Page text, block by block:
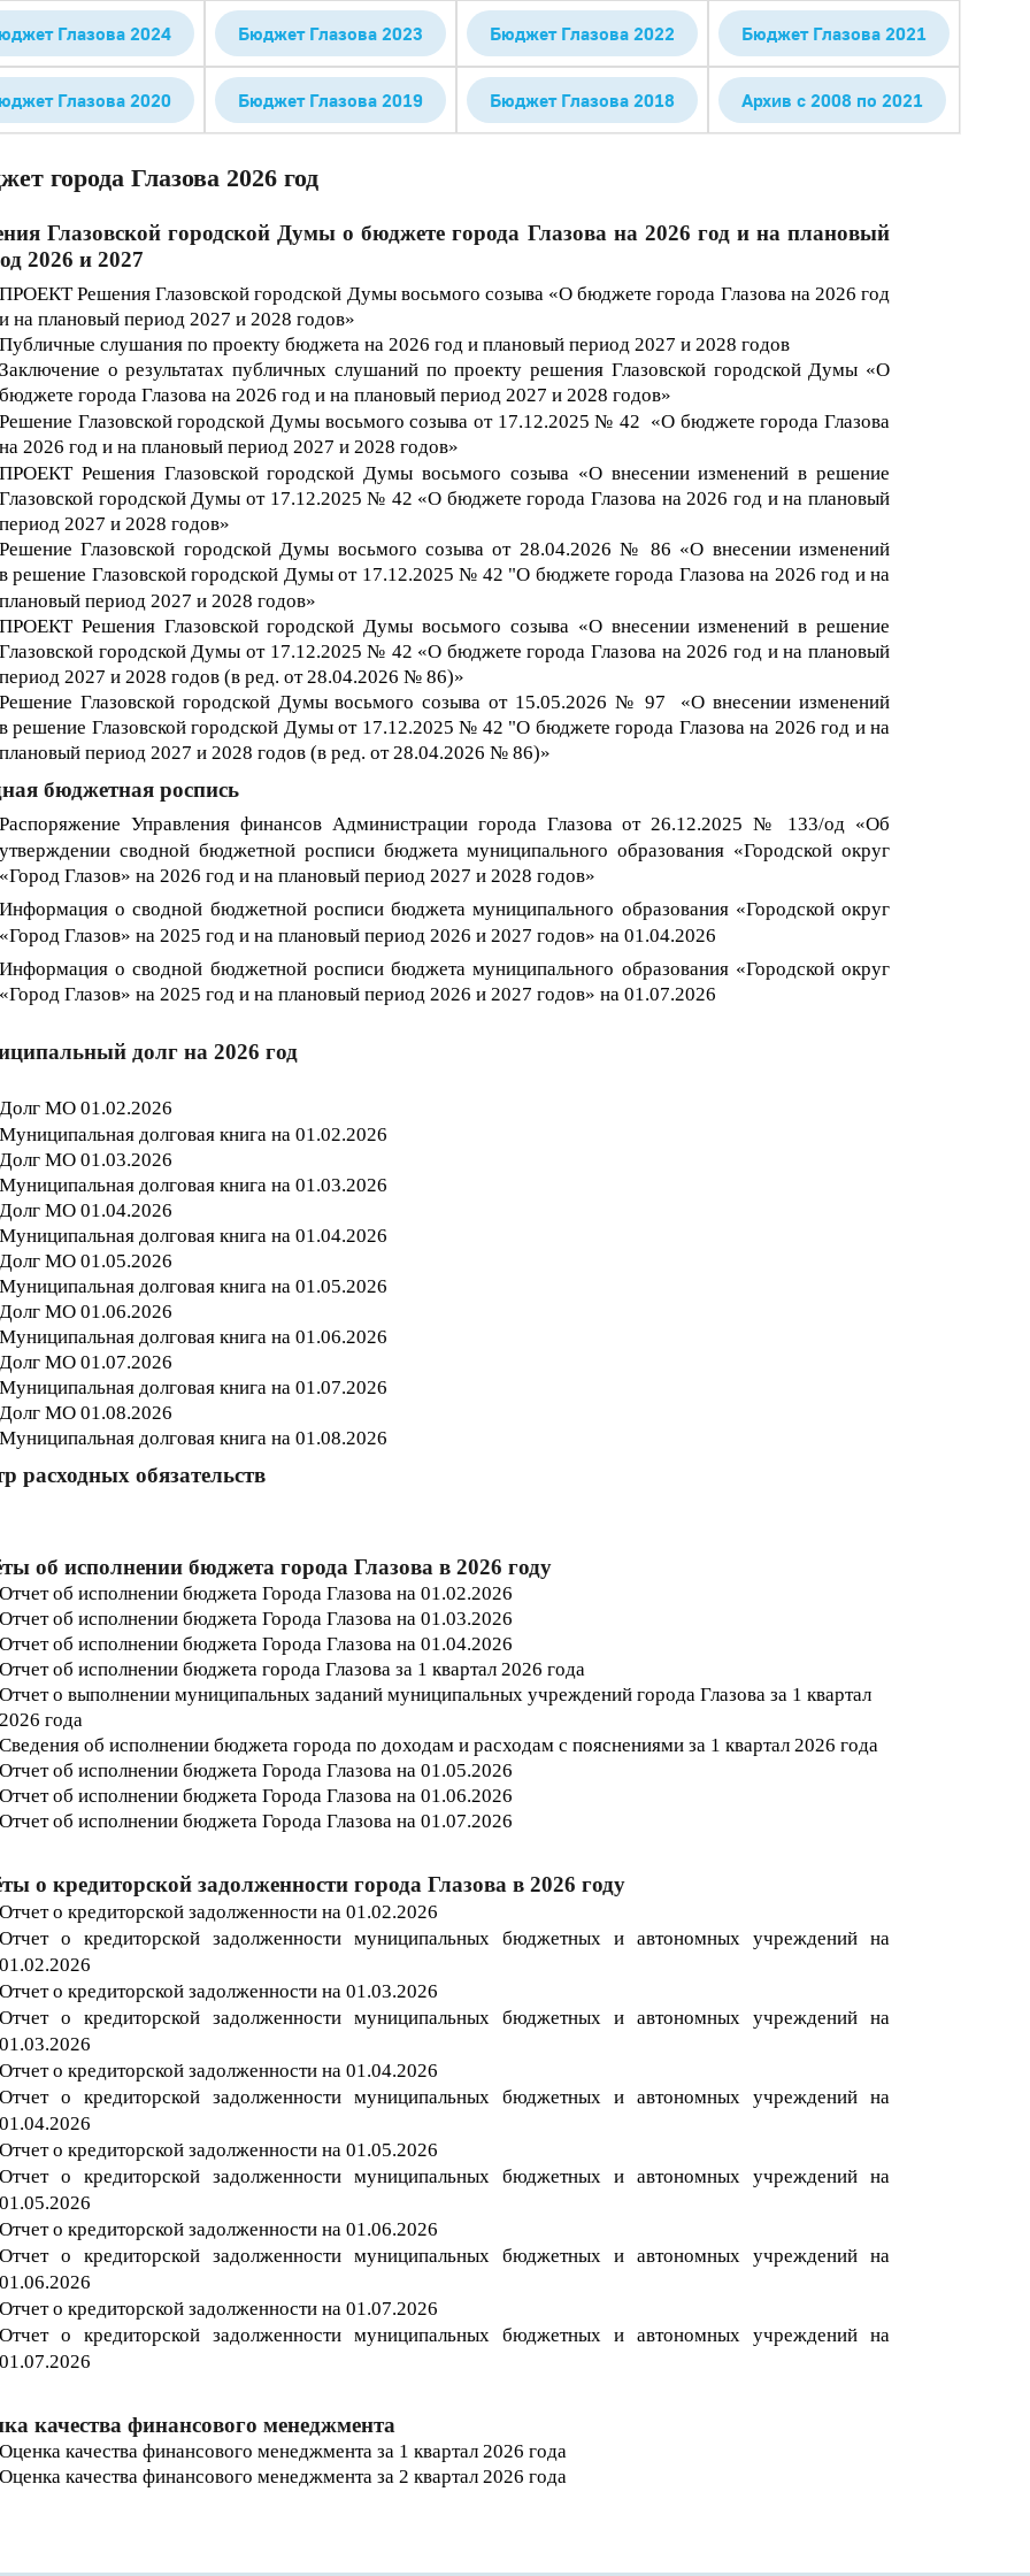
Глазова 2024 Бюджет Глазова 2023 Бюджет Глазова 2022 Бюджет Глазова 2021
Глазова 2020 Бюджет Глазова 2019 Бюджет Глазова 2018 Архив с 2008 по 2021
города Глазова 2026 год
Глазовской городской Думы о бюджете города Глазова на 2026 год и на плановый
2026 и 2027
ПРОЕКТ Решения Глазовской городской Думы восьмого созыва «О бюджете города Глазова на 2026 год
и на плановый период 2027 и 2028 годов»
Публичные слушания по проекту бюджета на 2026 год и плановый период 2027 и 2028 годов
Заключение о результатах публичных слушаний по проекту решения Глазовской городской Думы «О
бюджете города Глазова на 2026 год и на плановый период 2027 и 2028 годов»
Решение Глазовской городской Думы восьмого созыва от 17.12.2025 № 42 «О бюджете города Глазова
на 2026 год и на плановый период 2027 и 2028 годов»
ПРОЕКТ Решения Глазовской городской Думы восьмого созыва «О внесении изменений в решение
Глазовской городской Думы от 17.12.2025 № 42 «О бюджете города Глазова на 2026 год и на плановый
период 2027 и 2028 годов»
Решение Глазовской городской Думы восьмого созыва от 28.04.2026 № 86 «О внесении изменений
врешение Глазовской городской Думы от 17.12.2025 №42 "О бюджете города Глазова на 2026 год и на
плановый период 2027 и 2028 годов»
ПРОЕКТ Решения Глазовской городской Думы восьмого созыва «О внесении изменений в решение
Глазовской городской Думы от 17.12.2025 № 42 «О бюджете города Глазова на 2026 год и на плановый
период 2027 и 2028 годов (в ред. от 28.04.2026 № 86)»
Решение Глазовской городской Думы восьмого созыва от 15.05.2026 № 97
«О внесении изменений
врешение Глазовской городской Думы от 17.12.2025 №42 "О бюджете города Глазова на 2026 год и на
плановый период 2027 и 2028 годов (в ред. от 28.04.2026 № 86)»
бюджетная роспись
Распоряжение Управления финансов Администрации города Глазова от26.12.2025 № 133/од «Об
утверждении сводной бюджетной росписи бюджета муниципального образования «Городской округ
«Город Глазов» на 2026 год и на плановый период 2027 и 2028 годов»
Информация осводной бюджетной росписи бюджета муниципального образования «Городской округ
«Город Глазов» на 2025 год и на плановый период 2026 и 2027 годов» на 01.04.2026
Информация осводной бюджетной росписи бюджета муниципального образования «Городской округ
«Город Глазов» на 2025 год и на плановый период 2026 и 2027 годов» на 01.07.2026
долг на 2026 год
Долг МО 01.02.2026
Муниципальная долговая книга на 01.02.2026
Долг МО 01.03.2026
Муниципальная долговая книга на 01.03.2026
Долг МО 01.04.2026
Муниципальная долговая книга на 01.04.2026
Долг МО 01.05.2026
Муниципальная долговая книга на 01.05.2026
Долг МО 01.06.2026
Муниципальная долговая книга на 01.06.2026
Долг МО 01.07.2026
Муниципальная долговая книга на 01.07.2026
Долг МО 01.08.2026
Муниципальная долговая книга на 01.08.2026
расходных обязательств
об исполнении бюджета города Глазова в 2026 году
Отчет об исполнении бюджета Города Глазова на 01.02.2026
Отчет об исполнении бюджета Города Глазова на 01.03.2026
Отчет об исполнении бюджета Города Глазова на 01.04.2026
Отчет об исполнении бюджета города Глазова за 1 квартал 2026 года
Отчет о выполнении муниципальных заданий муниципальных учреждений города Глазова за 1 квартал
2026 года
Сведения об исполнении бюджета города по доходам и расходам с пояснениями за 1 квартал 2026 года
Отчет об исполнении бюджета Города Глазова на 01.05.2026
Отчет об исполнении бюджета Города Глазова на 01.06.2026
Отчет об исполнении бюджета Города Глазова на 01.07.2026
о кредиторской задолженности города Глазова в 2026 году
Отчет о кредиторской задолженности на 01.02.2026
Отчет о кредиторской задолженности муниципальных бюджетных и автономных учреждений на
01.02.2026
Отчет о кредиторской задолженности на 01.03.2026
Отчет о кредиторской задолженности муниципальных бюджетных и автономных учреждений на
01.03.2026
Отчет о кредиторской задолженности на 01.04.2026
Отчет о кредиторской задолженности муниципальных бюджетных и автономных учреждений на
01.04.2026
Отчет о кредиторской задолженности на 01.05.2026
Отчет о кредиторской задолженности муниципальных бюджетных и автономных учреждений на
01.05.2026
Отчет о кредиторской задолженности на 01.06.2026
Отчет о кредиторской задолженности муниципальных бюджетных и автономных учреждений на
01.06.2026
Отчет о кредиторской задолженности на 01.07.2026
Отчет о кредиторской задолженности муниципальных бюджетных и автономных учреждений на
01.07.2026
качества финансового менеджмента
Оценка качества финансового менеджмента за 1 квартал 2026 года
Оценка качества финансового менеджмента за 2 квартал 2026 года